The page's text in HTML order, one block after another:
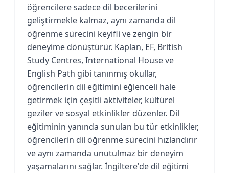
öğrencilere sadece dil becerilerini
geliştirmekle kalmaz, aynı zamanda dil
öğrenme sürecini keyifli ve zengin bir
deneyime dönüştürür. Kaplan, EF, British
Study Centres, International House ve
English Path gibi tanınmış okullar,
öğrencilerin dil eğitimini eğlenceli hale
getirmek için çeşitli aktiviteler, kültürel
geziler ve sosyal etkinlikler düzenler. Dil
eğitiminin yanında sunulan bu tür etkinlikler,
öğrencilerin dil öğrenme sürecini hızlandırır
ve aynı zamanda unutulmaz bir deneyim
yaşamalarını sağlar. İngiltere'de dil eğitimi